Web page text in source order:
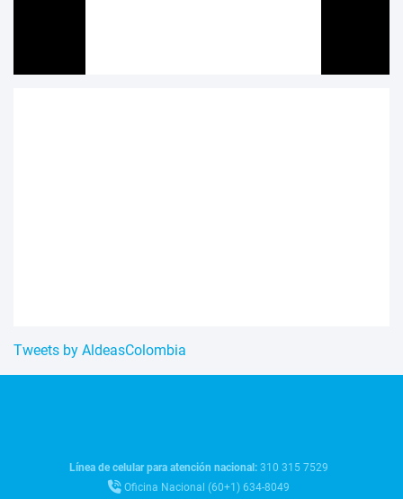
Tweets by AldeasColombia
Línea de celular para atención nacional:310 315 7529
Oficina Nacional (60+1) 634-8049